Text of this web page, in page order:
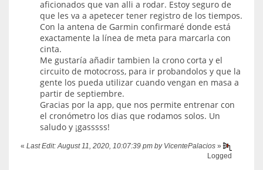
aficionados que van alli a rodar. Estoy seguro de
que les va a apetecer tener registro de los tiempos.
Con la antena de Garmin confirmaré donde está
exactamente la línea de meta para marcarla con
cinta.
Me gustaría añadir tambien la crono corta y el
circuito de motocross, para ir probandolos y que la
gente los pueda utilizar cuando vengan en masa a
partir de septiembre.
Gracias por la app, que nos permite entrenar con
el cronómetro los dias que rodamos solos. Un
saludo y ¡gasssss!
« Last Edit: August 11, 2020, 10:07:39 pm by VicentePalacios »
Logged